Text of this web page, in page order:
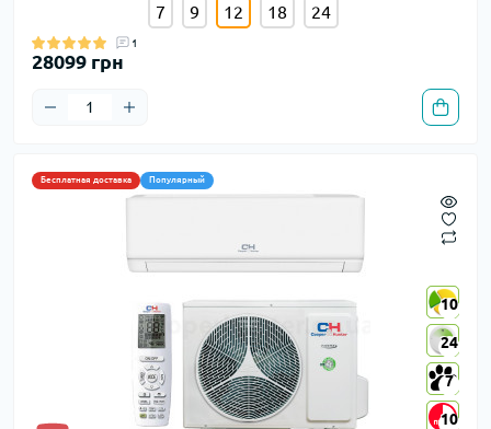
7 9 12 18 24
1
28099 грн
Бесплатная доставка Популярный
10
24
7
10
10
24
7
10